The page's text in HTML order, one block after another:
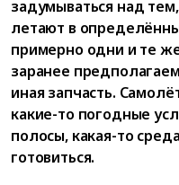
задумываться над
летают в
примерно одни и те
заранее
иная запчасть.
какие-то погодные
полосы, какая-то
готовиться.